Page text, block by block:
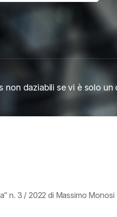
non daziabili se vi è solo
n. 3 / 2022 di Massimo Monosi